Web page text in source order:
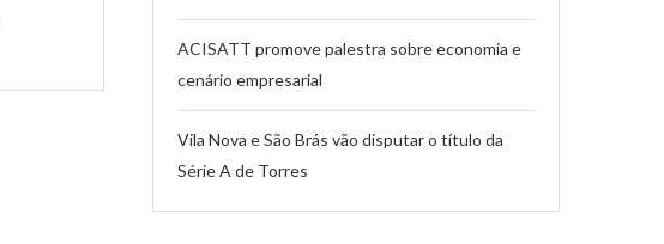
ACISATT promove palestra sobre economia e
cenário empresarial
Vila Nova e São Brás vão disputar o título da
Série A de Torres